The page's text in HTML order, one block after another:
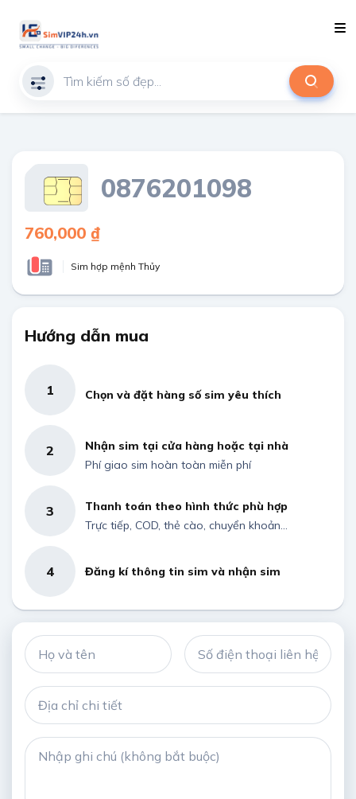
0876201098
760,000 ₫
Sim hợp mệnh Thủy
Hướng dẫn mua
1 Chọn và đặt hàng số sim yêu thích
2
Nhận sim tại cửa hàng hoặc tại nhà
Phí giao sim hoàn toàn miễn phí
3
Thanh toán theo hình thức phù hợp
Trực tiếp, COD, thẻ cào, chuyển khoản...
4 Đăng kí thông tin sim và nhận sim